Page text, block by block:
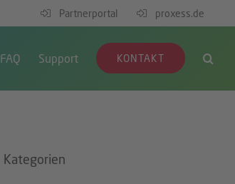
Partnerportal proxess.de
FAQ Support KONTAKT
Kategorien